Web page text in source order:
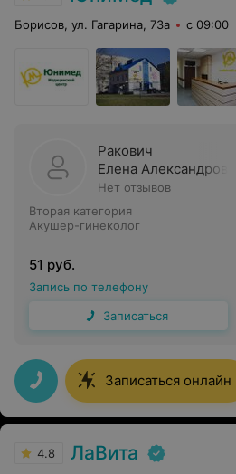
Борисов, ул. Гагарина, 73а с 09:00
Ракович
Елена Александровна
Нет отзывов
Вторая категория
Акушер-гинеколог
51 руб.
Запись по телефону
Записаться
Записаться онлайн
4.8 ЛаВита